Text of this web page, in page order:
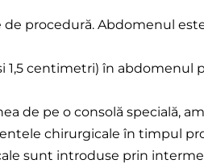
procedură. Abdomenul
1,5 centimetri) în
de pe o consolă specială,
chirurgicale în timpul
sunt introduse prin